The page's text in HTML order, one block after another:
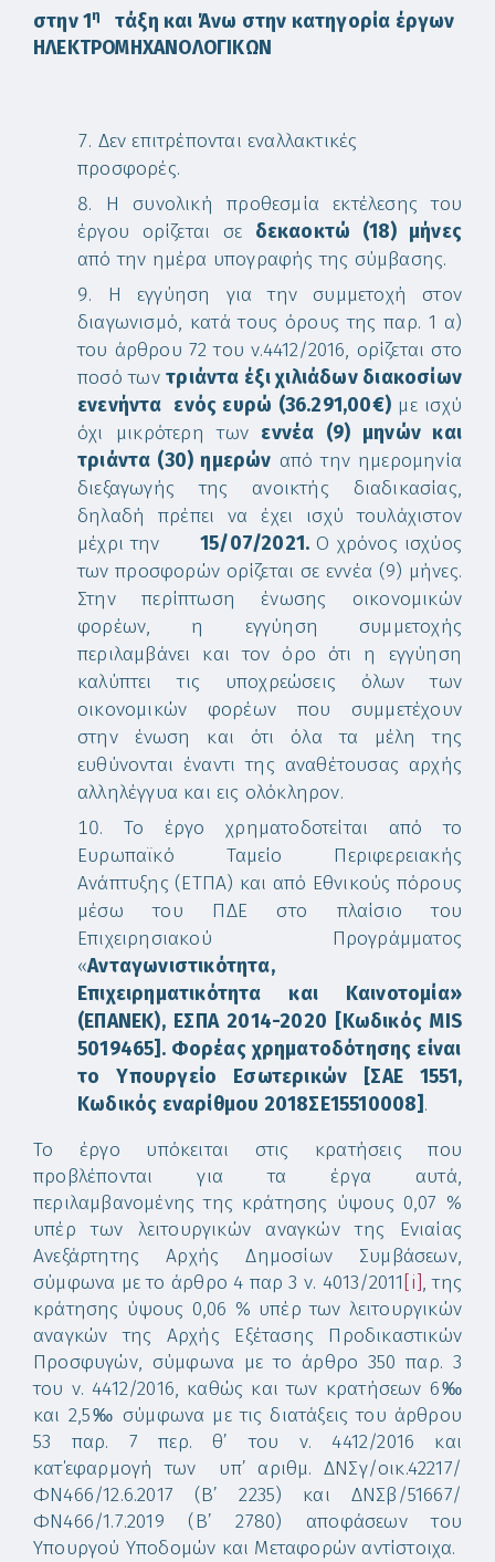
στην 1η
τάξη και Άνω στην κατηγορία έργων
ΗΛΕΚΤΡΟΜΗΧΑΝΟΛΟΓΙΚΩΝ
Δεν επιτρέπονται εναλλακτικές
προσφορές.
Η συνολική προθεσμία εκτέλεσης του
έργου ορίζεται σε δεκαοκτώ (18) μήνες
από την ημέρα υπογραφής της σύμβασης.
Η εγγύηση για την συμμετοχή στον
διαγωνισμό, κατά τους όρους της παρ. 1 α)
του άρθρου 72 του ν.4412/2016, ορίζεται στο
ποσό τωντριάντα έξι χιλιάδων διακοσίων
ενενήντα ενός ευρώ (36.291,00€) με ισχύ
όχι μικρότερη των εννέα (9) μηνών και
τριάντα (30) ημερών από την ημερομηνία
διεξαγωγής της ανοικτής διαδικασίας,
δηλαδή πρέπει να έχει ισχύ τουλάχιστον
μέχρι την15/07/2021. Ο χρόνος ισχύος
των προσφορών ορίζεται σε εννέα (9) μήνες.
Στην περίπτωση ένωσης οικονομικών
φορέων, η εγγύηση συμμετοχής
περιλαμβάνει και τον όρο ότι η εγγύηση
καλύπτει τις υποχρεώσεις όλων των
οικονομικών φορέων που συμμετέχουν
στην ένωση και ότι όλα τα μέλη της
ευθύνονται έναντι της αναθέτουσας αρχής
αλληλέγγυα και εις ολόκληρον.
Το έργο χρηματοδοτείται από το
Ευρωπαϊκό Ταμείο Περιφερειακής
Ανάπτυξης (ΕΤΠΑ) και από Εθνικούς πόρους
μέσω του ΠΔΕ στο πλαίσιο του
Επιχειρησιακού Προγράμματος
«Ανταγωνιστικότητα,
Επιχειρηματικότητα και Καινοτομία»
(ΕΠΑΝΕΚ), ΕΣΠΑ 2014-2020 [ΚωδικόςMIS
5019465]. Φορέας χρηματοδότησης είναι
το Υπουργείο Εσωτερικών [ΣΑΕ 1551,
Κωδικός εναρίθμου 2018ΣΕ15510008] .
Το έργο υπόκειται στις κρατήσεις που
προβλέπονται για τα έργα αυτά,
περιλαμβανομένης της κράτησης ύψους 0,07 %
υπέρ των λειτουργικών αναγκών της Ενιαίας
Ανεξάρτητης Αρχής Δημοσίων Συμβάσεων,
σύμφωνα με το άρθρο 4 παρ 3 ν. 4013/2011 [i] , της
κράτησης ύψους 0,06 % υπέρ των λειτουργικών
αναγκών της Αρχής Εξέτασης Προδικαστικών
Προσφυγών, σύμφωνα με το άρθρο 350 παρ. 3
του ν. 4412/2016, καθώς και των κρατήσεων 6‰
και 2,5‰ σύμφωνα με τις διατάξεις του άρθρου
53 παρ. 7 περ. θ’ του ν. 4412/2016 και
κατ΄εφαρμογή των υπ’ αριθμ. ΔΝΣγ/οικ.42217/
ΦΝ466/12.6.2017 (Β’ 2235) και ΔΝΣβ/51667/
ΦΝ466/1.7.2019 (Β’ 2780) αποφάσεων του
Υπουργού Υποδομών και Μεταφορών αντίστοιχα.